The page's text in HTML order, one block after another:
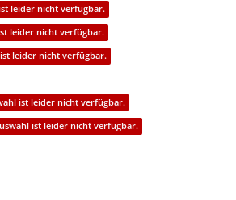
leider nicht verfügbar.
leider nicht verfügbar.
leider nicht verfügbar.
ist leider nicht verfügbar.
ist leider nicht verfügbar.